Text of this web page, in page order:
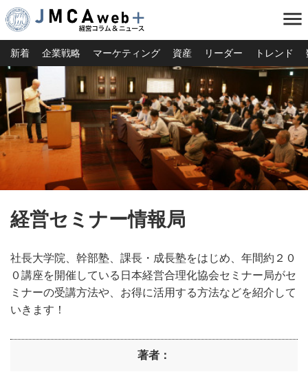
menu
新着 企業戦略 マーケティング 資産 リーダー トレンド
経営セミナー情報局
社長大学院、幹部塾、課長・成長塾をはじめ、年間約２０
０講座を開催している日本経営合理化協会セミナー局がセ
ミナーの受講方法や、お得に活用する方法などを紹介して
いきます！
著者：